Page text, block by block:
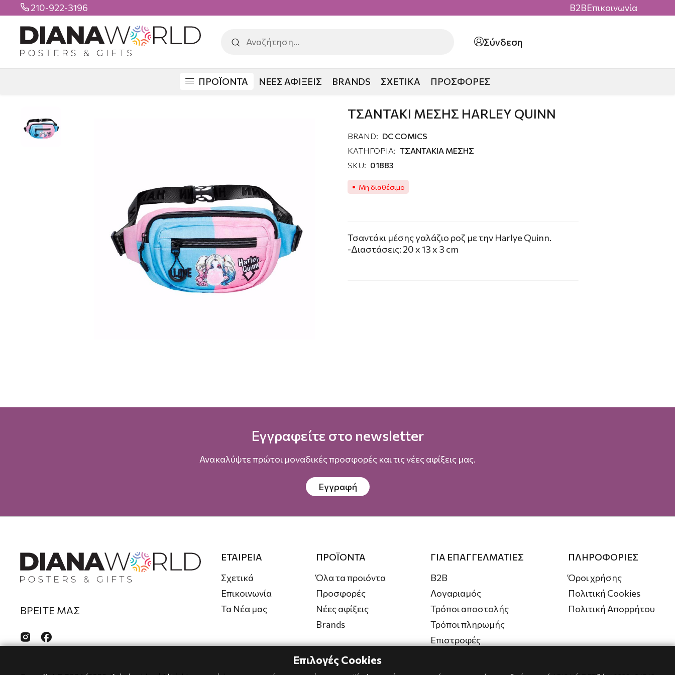
 210-922-3196 B2BΕπικοινωνία
Σύνδεση
ΠΡΟΪΟΝΤΑ ΝΕΕΣ ΑΦΙΞΕΙΣ BRANDS ΣΧΕΤΙΚΑ ΠΡΟΣΦΟΡΕΣ
ΤΣΑΝΤΑΚΙ ΜΕΣΗΣ HARLEY QUINN
BRAND: DC COMICS
ΚΑΤΗΓΟΡΙΑ: ΤΣΑΝΤΑΚΙΑ ΜΕΣΗΣ
SKU: 01883
Μη διαθέσιμο
Τσαντάκι μέσης γαλάζιο ροζ με την Harlye Quinn.
-Διαστάσεις: 20 x 13 x 3 cm
Εγγραφείτε στο newsletter
Ανακαλύψτε πρώτοι μοναδικές προσφορές και τις νέες αφίξεις μας.
Εγγραφή
ΒΡΕΙΤΕ ΜΑΣ
 
ΕΤΑΙΡΕΙΑ
Σχετικά
Επικοινωνία
Τα Νέα μας
ΠΡΟΪΟΝΤΑ
Όλα τα προιόντα
Προσφορές
Νέες αφίξεις
Brands
ΓΙΑ ΕΠΑΓΓΕΛΜΑΤΙΕΣ
B2B
Λογαριαμός
Τρόποι αποστολής
Τρόποι πληρωμής
Επιστροφές
ΠΛΗΡΟΦΟΡΙΕΣ
Όροι χρήσης
Πολιτική Cookies
Πολιτική Απορρήτου
Επιλογές Cookies